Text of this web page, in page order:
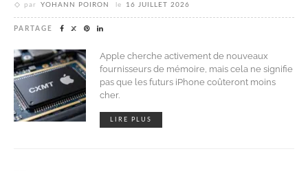
par YOHANN POIRON le 16 JUILLET 2026
PARTAGE
Apple cherche activement de nouveaux
fournisseurs de mémoire, mais cela ne signifie
pas que les futurs iPhone coûteront moins
cher.
LIRE PLUS